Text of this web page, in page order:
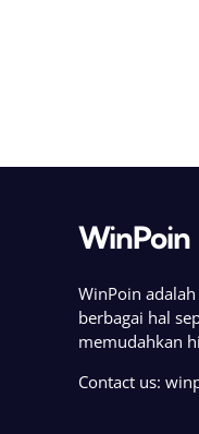
WinPoin
WinPoin
berbagai hal
memudahkan
Contact us: